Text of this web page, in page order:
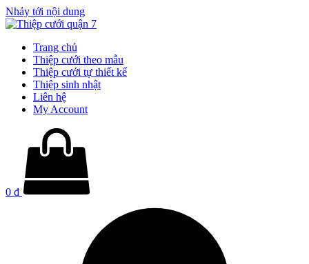
Nhảy tới nội dung
Trang chủ
Thiệp cưới theo mẫu
Thiệp cưới tự thiết kế
Thiệp sinh nhật
Liên hệ
My Account
0 ₫